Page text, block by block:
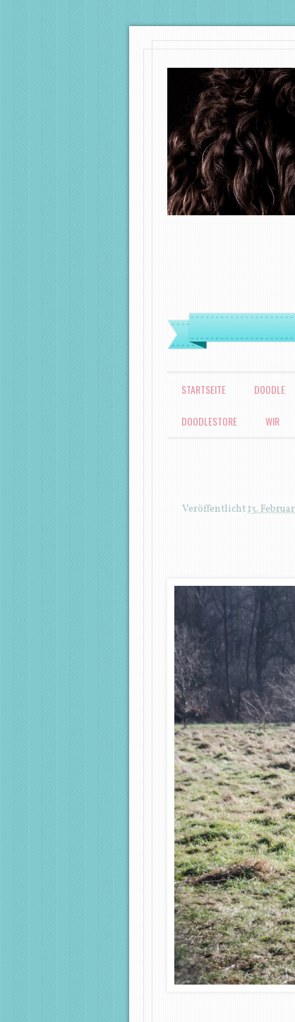
MENÜ
ZUM INHALT SPRINGEN
STARTSEITE DOODLE
DOODLESTORE WIR
Veröffentlicht13.